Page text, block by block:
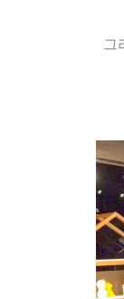
그